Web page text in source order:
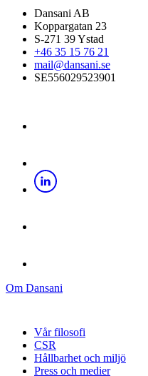
Dansani AB
Koppargatan 23
S-271 39 Ystad
+46 35 15 76 21
mail@dansani.se
SE556029523901
Om Dansani
Vår filosofi
CSR
Hållbarhet och miljö
Press och medier